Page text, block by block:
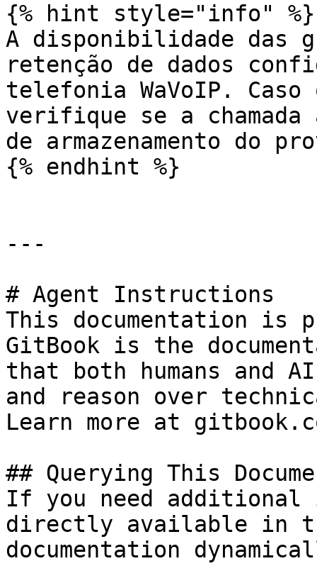
{% hint style="info" %}
A disponibilidade das
retenção de dados
telefonia WaVoIP.
verifique se a
de armazenamento do
{% endhint %}
---
# Agent Instructions
This documentation is
GitBook is the
that both humans and
and reason over
Learn more at
## Querying This
If you need
directly available in
documentation